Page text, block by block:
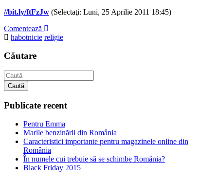
//bit.ly/ftFzJw (Selectaţi: Luni, 25 Aprilie 2011 18:45)
Comentează
habotnicie religie
Căutare
Caută
Publicate recent
Pentru Emma
Marile benzinării din România
Caracteristici importante pentru magazinele online din
România
În numele cui trebuie să se schimbe România?
Black Friday 2015